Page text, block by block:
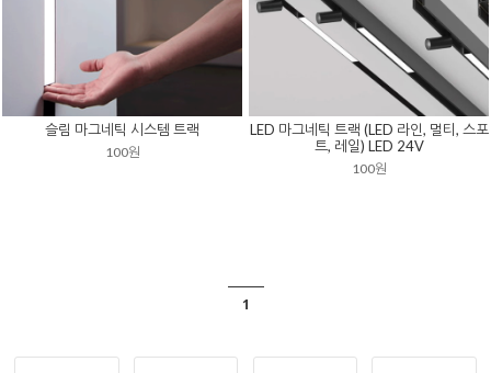
슬림 마그네틱 시스템 트랙
100원
LED 마그네틱 트랙 (LED 라인, 멀티, 스포
트, 레일) LED 24V
100원
1